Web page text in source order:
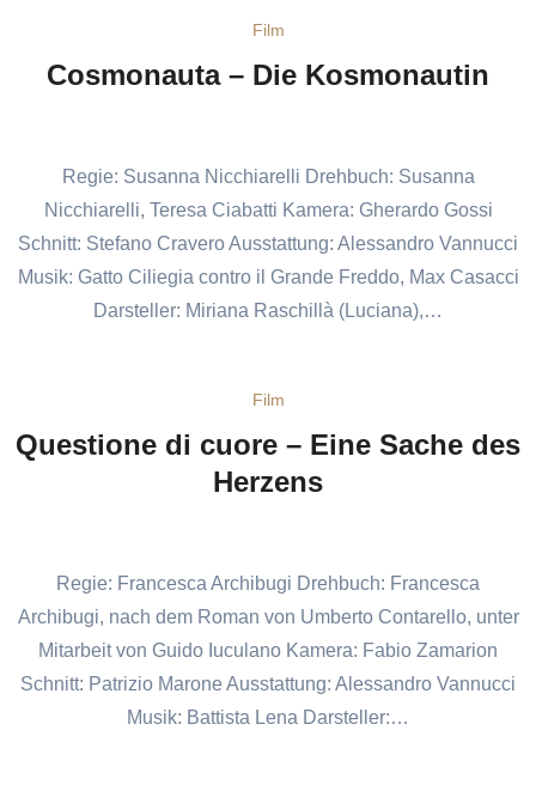
Film
Cosmonauta – Die Kosmonautin
Regie: Susanna Nicchiarelli Drehbuch: Susanna
Nicchiarelli, Teresa Ciabatti Kamera: Gherardo Gossi
Schnitt: Stefano Cravero Ausstattung: Alessandro Vannucci
Musik: Gatto Ciliegia contro il Grande Freddo, Max Casacci
Darsteller: Miriana Raschillà (Luciana),…
Film
Questione di cuore – Eine Sache des
Herzens
Regie: Francesca Archibugi Drehbuch: Francesca
Archibugi, nach dem Roman von Umberto Contarello, unter
Mitarbeit von Guido Iuculano Kamera: Fabio Zamarion
Schnitt: Patrizio Marone Ausstattung: Alessandro Vannucci
Musik: Battista Lena Darsteller:…